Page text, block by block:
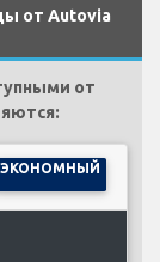
от Autovia
от
ЭКОНОМНЫЙ